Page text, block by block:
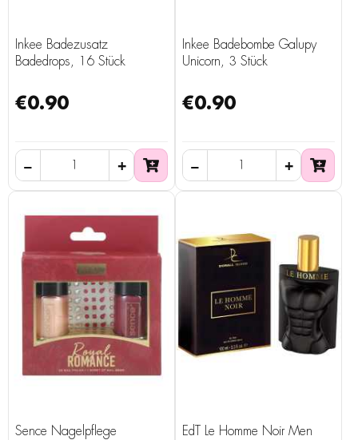
Inkee Badezusatz
Badedrops, 16 Stück
€0.90
Inkee Badebombe Galupy
Unicorn, 3 Stück
€0.90
Sence Nagelpflege
EdT Le Homme Noir Men